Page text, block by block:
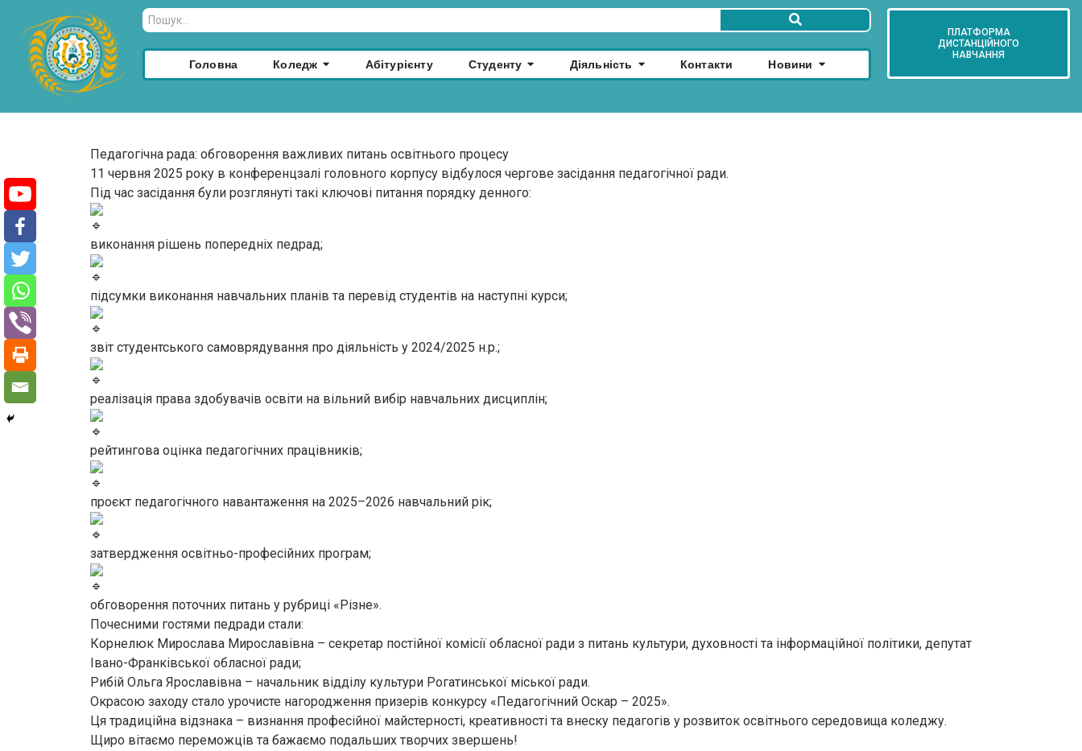
Головна Коледж Абітурієнту Студенту Діяльність Контакти Новини
ПЛАТФОРМА
ДИСТАНЦІЙНОГО
НАВЧАННЯ
Педагогічна рада: обговорення важливих питань освітнього процесу
11 червня 2025 року в конференцзалі головного корпусу відбулося чергове засідання педагогічної ради.
Під час засідання були розглянуті такі ключові питання порядку денного:
виконання рішень попередніх педрад;
підсумки виконання навчальних планів та перевід студентів на наступні курси;
звіт студентського самоврядування про діяльність у 2024/2025 н.р.;
реалізація права здобувачів освіти на вільний вибір навчальних дисциплін;
рейтингова оцінка педагогічних працівників;
проєкт педагогічного навантаження на 2025–2026 навчальний рік;
затвердження освітньо-професійних програм;
обговорення поточних питань у рубриці «Різне».
Почесними гостями педради стали:
Корнелюк Мирослава Мирославівна – секретар постійної комісії обласної ради з питань культури, духовності та інформаційної політики, депутат
Івано-Франківської обласної ради;
Рибій Ольга Ярославівна – начальник відділу культури Рогатинської міської ради.
Окрасою заходу стало урочисте нагородження призерів конкурсу «Педагогічний Оскар – 2025».
Ця традиційна відзнака – визнання професійної майстерності, креативності та внеску педагогів у розвиток освітнього середовища коледжу.
Щиро вітаємо переможців та бажаємо подальших творчих звершень!